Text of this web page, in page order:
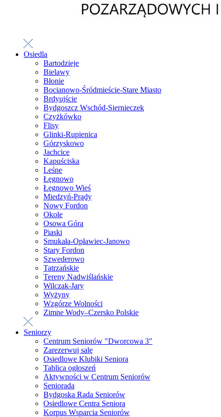
Osiedla
Bartodzieje
Bielawy
Błonie
Bocianowo-Śródmieście-Stare Miasto
Brdyujście
Bydgoszcz Wschód-Siernieczek
Czyżkówko
Flisy
Glinki-Rupienica
Górzyskowo
Jachcice
Kapuściska
Leśne
Łęgnowo
Łęgnowo Wieś
Miedzyń-Prądy
Nowy Fordon
Okole
Osowa Góra
Piaski
Smukała-Opławiec-Janowo
Stary Fordon
Szwederowo
Tatrzańskie
Tereny Nadwiślańskie
Wilczak-Jary
Wyżyny
Wzgórze Wolności
Zimne Wody–Czersko Polskie
Seniorzy
Centrum Seniorów "Dworcowa 3"
Zarezerwuj salę
Osiedlowe Klubiki Seniora
Tablica ogłoszeń
Aktywności w Centrum Seniorów
Seniorada
Bydgoska Rada Seniorów
Osiedlowe Centra Seniora
Korpus Wsparcia Seniorów